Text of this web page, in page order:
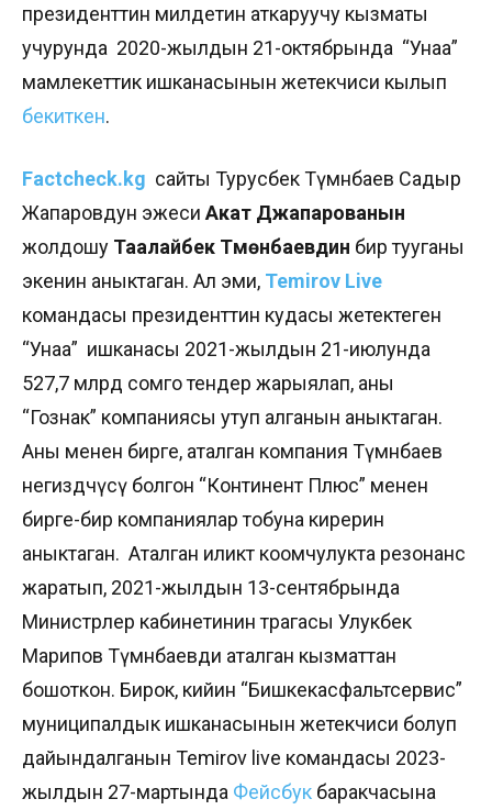
президенттин милдетин аткаруучу кызматы
учурунда 2020-жылдын 21-октябрында “Унаа”
мамлекеттик ишканасынын жетекчиси кылып
бекиткен.
Factcheck.kg сайты Турусбек Түмөнбаев Садыр
Жапаровдун эжеси Акат Джапарованын
жолдошу Таалайбек Түмөнбаевдин бир тууганы
экенин аныктаган. Ал эми, Temirov Live
командасы президенттин кудасы жетектеген
“Унаа” ишканасы 2021-жылдын 21-июлунда
527,7 млрд сомго тендер жарыялап, аны
“Гознак” компаниясы утуп алганын аныктаган.
Аны менен бирге, аталган компания Түмөнбаев
негиздөөчүсү болгон “Континент Плюс” менен
бирге-бир компаниялар тобуна кирерин
аныктаган. Аталган иликтөө коомчулукта резонанс
жаратып, 2021-жылдын 13-сентябрында
Министрлер кабинетинин төрагасы Улукбек
Марипов Түмөнбаевди аталган кызматтан
бошоткон. Бирок, кийин “Бишкекасфальтсервис”
муниципалдык ишканасынын жетекчиси болуп
дайындалганын Temirov live командасы 2023-
жылдын 27-мартында Фейсбук баракчасына